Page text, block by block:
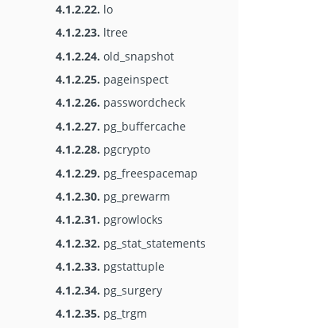
4.1.2.22. lo
4.1.2.23. ltree
4.1.2.24. old_snapshot
4.1.2.25. pageinspect
4.1.2.26. passwordcheck
4.1.2.27. pg_buffercache
4.1.2.28. pgcrypto
4.1.2.29. pg_freespacemap
4.1.2.30. pg_prewarm
4.1.2.31. pgrowlocks
4.1.2.32. pg_stat_statements
4.1.2.33. pgstattuple
4.1.2.34. pg_surgery
4.1.2.35. pg_trgm